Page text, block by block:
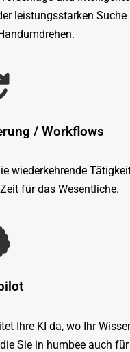
leistungsstarken Suche
/ Workflows
wiederkehrende
für das Wesentliche.
Ihre KI da, wo Ihr
Sie in humbee auch